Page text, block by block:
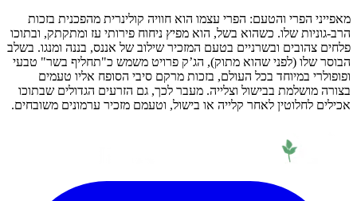
מאפייני הפרי והטעם: הפרי עצמו הוא חוויה קולינרית מהפכנית בזכות
הרב-גוניות שלו. כשהוא בשל, הוא מפיץ ניחוח פירותי עז ומתקתק, ובתוכו
פלחים צהובים ובשרניים בטעם המזכיר שילוב של אננס, בננה ומנגו. בשלב
הבוסר שלו (לפני שהוא מתוק), הג’ק פרויט משמש כ"תחליף בשר" טבעי
ופופולרי במיוחד בכל העולם, בזכות מרקם סיבי הסופח אליו טעמים
בצורה מושלמת בבישול וצלייה. מעבר לכך, גם הזרעים הגדולים שבתוכו
אכילים לחלוטין לאחר קלייה או בישול, וטעמם מזכיר ערמונים משובחים.